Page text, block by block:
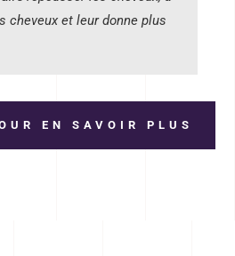
cheveux et leur donne plus
EN SAVOIR PLUS